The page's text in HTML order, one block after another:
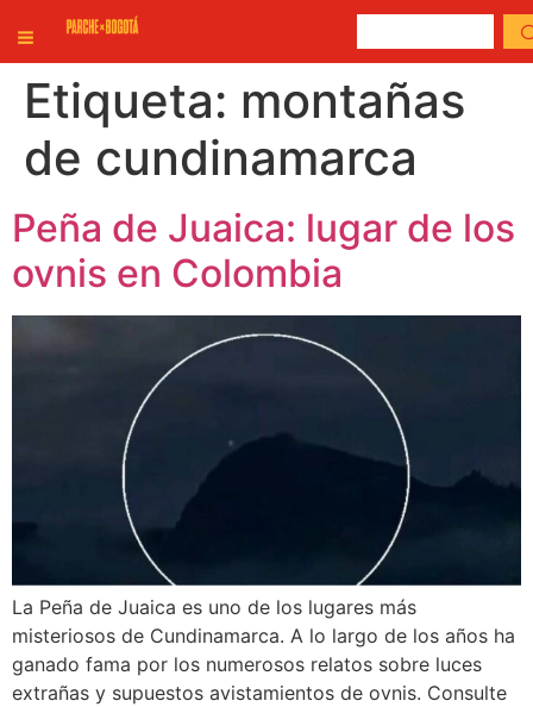
Etiqueta: montañas
de cundinamarca
Peña de Juaica: lugar de los
ovnis en Colombia
La Peña de Juaica es uno de los lugares más
misteriosos de Cundinamarca. A lo largo de los años ha
ganado fama por los numerosos relatos sobre luces
extrañas y supuestos avistamientos de ovnis. Consulte